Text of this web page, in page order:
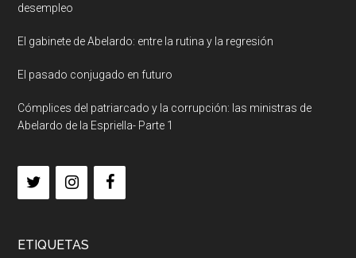
desempleo
El gabinete de Abelardo: entre la rutina y la regresión
El pasado conjugado en futuro
Cómplices del patriarcado y la corrupción: las ministras de
Abelardo de la Espriella- Parte 1
ETIQUETAS